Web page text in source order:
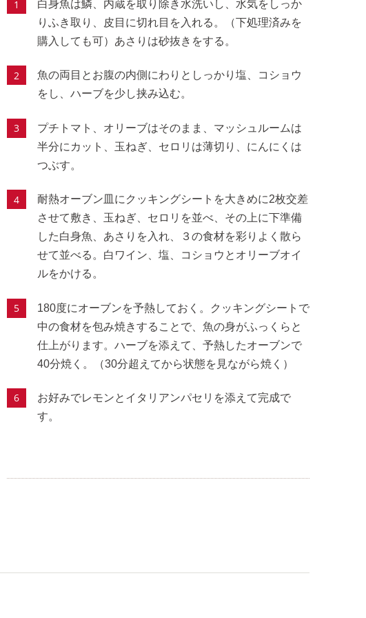
白身魚は鱗、内蔵を取り除き水洗いし、水気をしっか
りふき取り、皮目に切れ目を入れる。（下処理済みを
購入しても可）あさりは砂抜きをする。
魚の両目とお腹の内側にわりとしっかり塩、コショウ
をし、ハーブを少し挟み込む。
プチトマト、オリーブはそのまま、マッシュルームは
半分にカット、玉ねぎ、セロリは薄切り、にんにくは
つぶす。
耐熱オーブン皿にクッキングシートを大きめに2枚交差
させて敷き、玉ねぎ、セロリを並べ、その上に下準備
した白身魚、あさりを入れ、３の食材を彩りよく散ら
せて並べる。白ワイン、塩、コショウとオリーブオイ
ルをかける。
180度にオーブンを予熱しておく。クッキングシートで
中の食材を包み焼きすることで、魚の身がふっくらと
仕上がります。ハーブを添えて、予熱したオーブンで
40分焼く。（30分超えてから状態を見ながら焼く）
お好みでレモンとイタリアンパセリを添えて完成で
す。